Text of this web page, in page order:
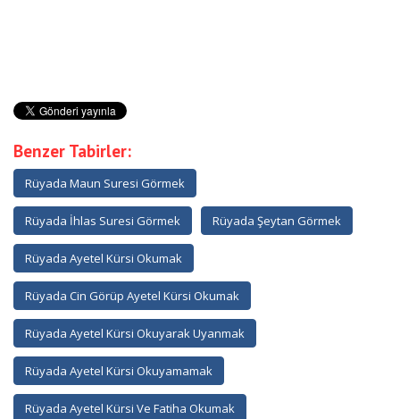
Benzer Tabirler:
Rüyada Maun Suresi Görmek
Rüyada İhlas Suresi Görmek Rüyada Şeytan Görmek
Rüyada Ayetel Kürsi Okumak
Rüyada Cin Görüp Ayetel Kürsi Okumak
Rüyada Ayetel Kürsi Okuyarak Uyanmak
Rüyada Ayetel Kürsi Okuyamamak
Rüyada Ayetel Kürsi Ve Fatiha Okumak